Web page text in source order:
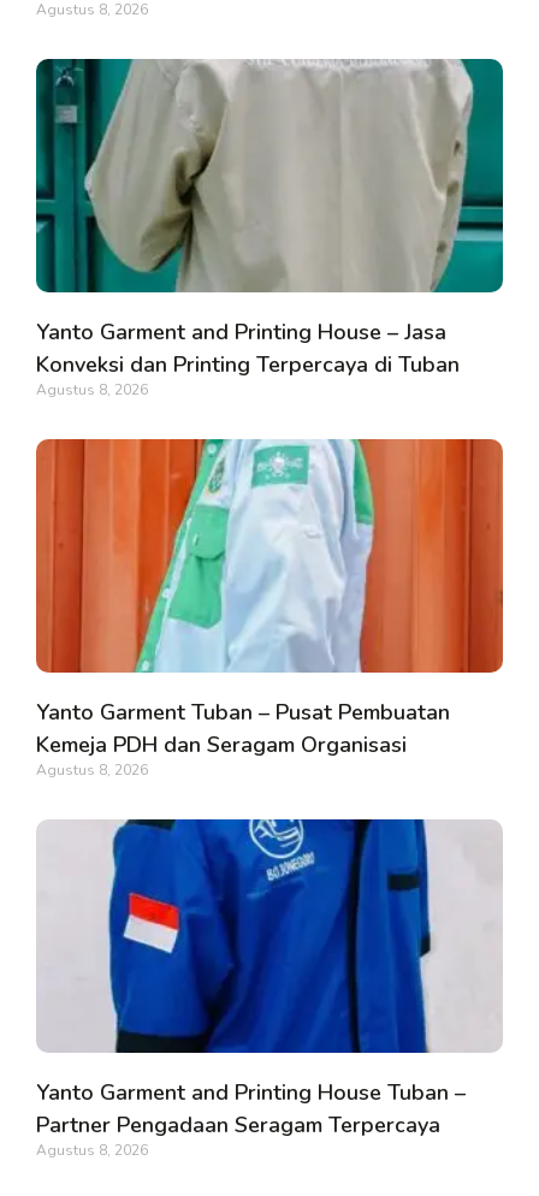
Agustus 8, 2026
Yanto Garment and Printing House – Jasa
Konveksi dan Printing Terpercaya di Tuban
Agustus 8, 2026
Yanto Garment Tuban – Pusat Pembuatan
Kemeja PDH dan Seragam Organisasi
Agustus 8, 2026
Yanto Garment and Printing House Tuban –
Partner Pengadaan Seragam Terpercaya
Agustus 8, 2026